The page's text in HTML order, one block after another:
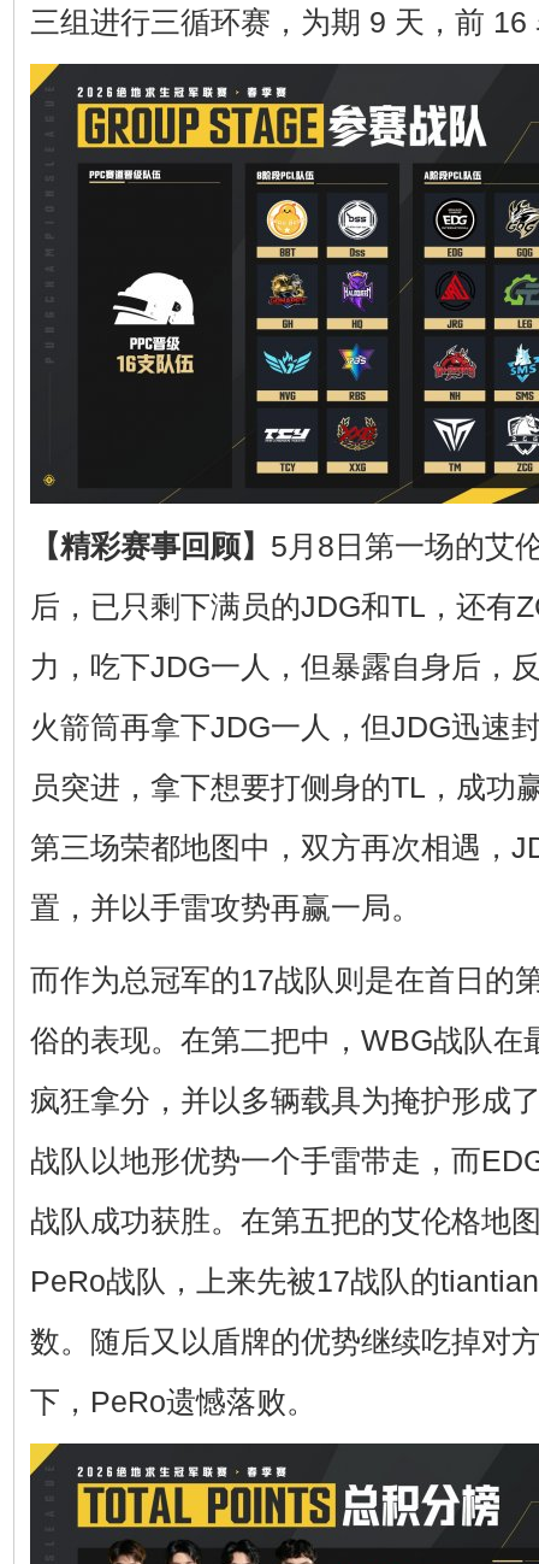
三组进行三循环赛，为期 9 天，前 16
【精彩赛事回顾】 5月8日第一场的艾
后，已只剩下满员的JDG和TL，还有
力，吃下JDG一人，但暴露自身后，
火箭筒再拿下JDG一人，但JDG迅速
员突进，拿下想要打侧身的TL，成功
第三场荣都地图中，双方再次相遇，
置，并以手雷攻势再赢一局。
而作为总冠军的17战队则是在首日的
俗的表现。在第二把中，WBG战队在
疯狂拿分，并以多辆载具为掩护形成
战队以地形优势一个手雷带走，而
战队成功获胜。在第五把的艾伦格地
PeRo战队，上来先被17战队的
数。随后又以盾牌的优势继续吃掉对
下，PeRo遗憾落败。